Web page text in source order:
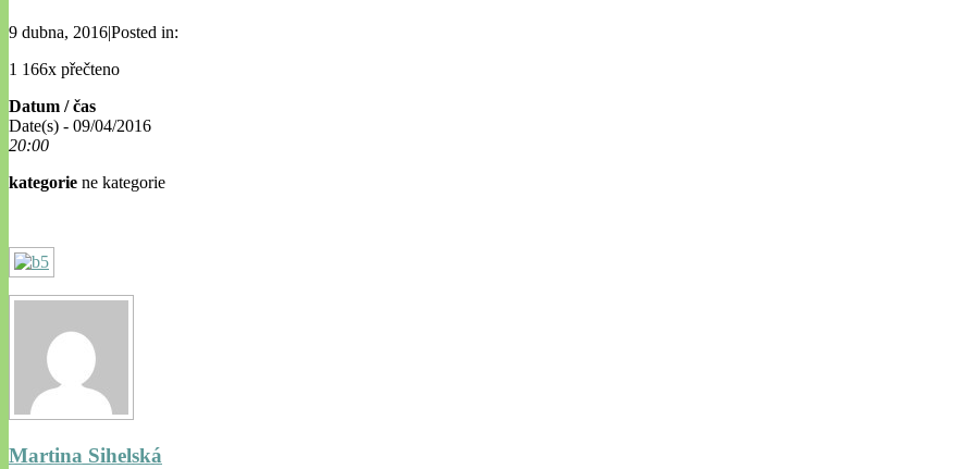
9 dubna, 2016|Posted in:
1 166x přečteno
Datum / čas
Date(s) - 09/04/2016
20:00
kategorie ne kategorie
Martina Sihelská